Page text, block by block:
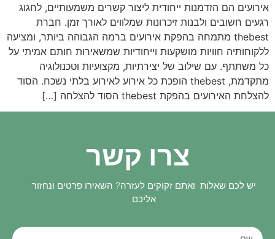
אירועים הם הזדמנות ייחודית ליצור קשרים משמעותיים, לחגוג
רגעים חשובים ולבנות זיכרונות שמלווים לאורך זמן. חברת
thebest מתמחה בהפקת אירועים ברמה הגבוהה ביותר, ומציעה
ללקוחותיה חוויות מושקעות וייחודיות שמשאירות חותם אמיתי על
כל משתתף. עם שילוב של יצירתיות, מקצועיות וטכנולוגיה
מתקדמת, thebest הופכת כל אירוע לאירוע בלתי נשכח. הסוד
להצלחת האירועים בהפקת thebest הסוד להצלחה […]
צרו קשר
יש לכם שאלות ואתם זקוקים לעזרה? השאירו פרטים ונחזור
אליכם